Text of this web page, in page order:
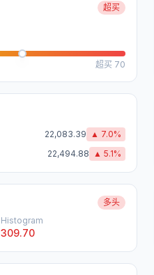
超买
超买 70
22,083.39 ▲ 7.0%
22,494.88 ▲ 5.1%
多头
Histogram
309.70